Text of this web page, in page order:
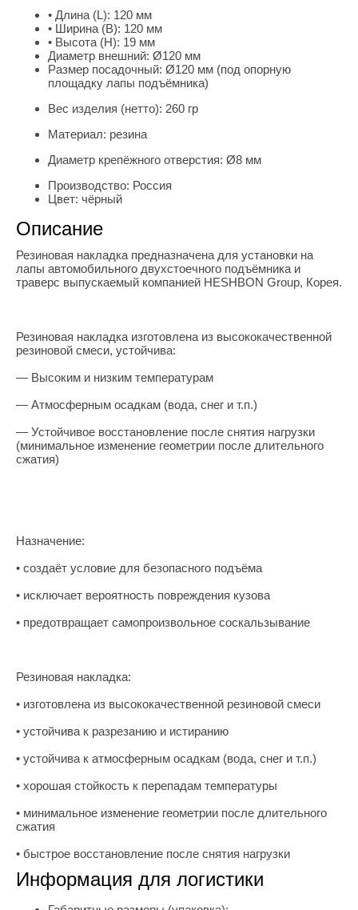
• Длина (L): 120 мм
• Ширина (B): 120 мм
• Высота (H): 19 мм
Диаметр внешний: Ø120 мм
Размер посадочный: Ø120 мм (под опорную
площадку лапы подъёмника)
Вес изделия (нетто): 260 гр
Материал: резина
Диаметр крепёжного отверстия: Ø8 мм
Производство: Россия
Цвет: чёрный
Описание
Резиновая накладка предназначена для установки на
лапы автомобильного двухстоечного подъёмника и
траверс выпускаемый компанией HESHBON Group, Корея.
Резиновая накладка изготовлена из высококачественной
резиновой смеси, устойчива:
— Высоким и низким температурам
— Атмосферным осадкам (вода, снег и т.п.)
— Устойчивое восстановление после снятия нагрузки
(минимальное изменение геометрии после длительного
сжатия)
Назначение:
• создаёт условие для безопасного подъёма
• исключает вероятность повреждения кузова
• предотвращает самопроизвольное соскальзывание
Резиновая накладка:
• изготовлена из высококачественной резиновой смеси
• устойчива к разрезанию и истиранию
• устойчива к атмосферным осадкам (вода, снег и т.п.)
• хорошая стойкость к перепадам температуры
• минимальное изменение геометрии после длительного
сжатия
• быстрое восстановление после снятия нагрузки
Информация для логистики